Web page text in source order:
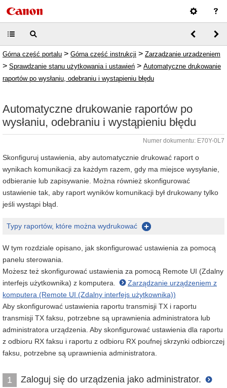
Górna część portalu > Górna część instrukcji > Zarządzanie urządzeniem
> Sprawdzanie stanu użytkowania i ustawień > Automatyczne drukowanie
raportów po wysłaniu, odebraniu i wystąpieniu błędu
Automatyczne drukowanie raportów po
wysłaniu, odebraniu i wystąpieniu błędu
Numer dokumentu: E70Y-0L7
Skonfiguruj ustawienia, aby automatycznie drukować raport o
wynikach komunikacji za każdym razem, gdy ma miejsce wysyłanie,
odbieranie lub zapisywanie. Można również skonfigurować
ustawienie tak, aby raport wyników komunikacji był drukowany tylko
jeśli wystąpi błąd.
Typy raportów, które można wydrukować
W tym rozdziale opisano, jak skonfigurować ustawienia za pomocą
panelu sterowania.
Możesz też skonfigurować ustawienia za pomocą Remote UI (Zdalny
interfejs użytkownika) z komputera.
Zarządzanie urządzeniem z
komputera (Remote UI (Zdalny interfejs użytkownika))
Aby skonfigurować ustawienia raportu transmisji TX i raportu
transmisji TX faksu, potrzebne są uprawnienia administratora lub
administratora urządzenia. Aby skonfigurować ustawienia dla raportu
z odbioru RX faksu i raportu z odbioru RX poufnej skrzynki odbiorczej
faksu, potrzebne są uprawnienia administratora.
1 Zaloguj się do urządzenia jako administrator.